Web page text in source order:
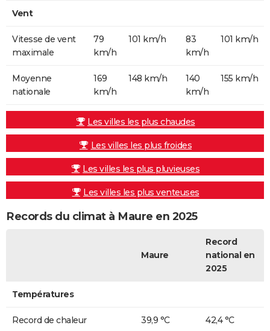
Vent
Vitesse de vent
maximale
79
km/h
101 km/h
83
km/h
101 km/h
Moyenne
nationale
169
km/h
148 km/h
140
km/h
155 km/h
Les villes les plus chaudes
Les villes les plus froides
Les villes les plus pluvieuses
Les villes les plus venteuses
Records du climat à Maure en 2025
Maure
Record
national en
2025
Températures
Record de chaleur 39,9 °C 42,4 °C